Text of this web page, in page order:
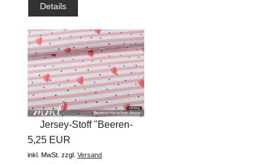
Details
Jersey-Stoff "Beeren-
Herzchen...
5,25 EUR
inkl. MwSt. zzgl. Versand